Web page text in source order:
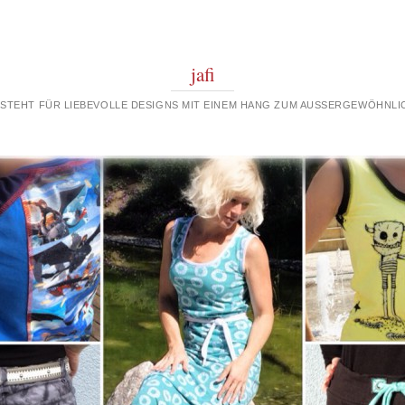
jafi
FÜR LIEBEVOLLE DESIGNS MIT EINEM HANG ZUM